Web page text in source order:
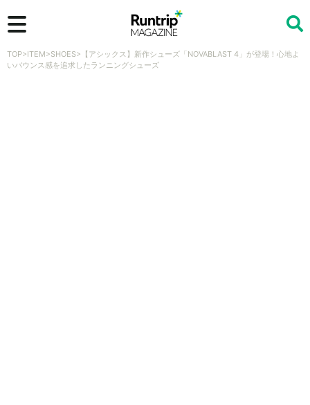
検索
TOP>ITEM>SHOES> 【アシックス】新作シューズ「NOVABLAST 4」が登場！心地よ
いバウンス感を追求したランニングシューズ